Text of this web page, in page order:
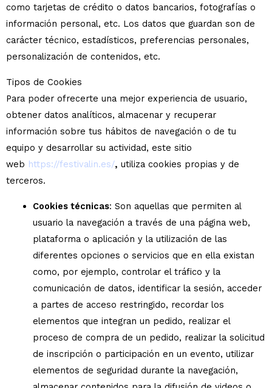
como tarjetas de crédito o datos bancarios, fotografías o
información personal, etc. Los datos que guardan son de
carácter técnico, estadísticos, preferencias personales,
personalización de contenidos, etc.
Tipos de Cookies
Para poder ofrecerte una mejor experiencia de usuario,
obtener datos analíticos, almacenar y recuperar
información sobre tus hábitos de navegación o de tu
equipo y desarrollar su actividad, este sitio
web https://festivalin.es/, utiliza cookies propias y de
terceros.
Cookies técnicas: Son aquellas que permiten al
usuario la navegación a través de una página web,
plataforma o aplicación y la utilización de las
diferentes opciones o servicios que en ella existan
como, por ejemplo, controlar el tráfico y la
comunicación de datos, identificar la sesión, acceder
a partes de acceso restringido, recordar los
elementos que integran un pedido, realizar el
proceso de compra de un pedido, realizar la solicitud
de inscripción o participación en un evento, utilizar
elementos de seguridad durante la navegación,